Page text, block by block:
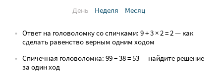
День
Неделя Месяц
Ответ на головоломку со спичками: 9 + 3 × 2 = 2 — как
сделать равенство верным одним ходом
Спичечная головоломка: 99 − 38 = 53 — найдите решение
за один ход